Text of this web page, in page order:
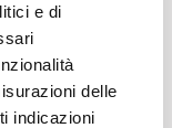
e di
delle
indicazioni